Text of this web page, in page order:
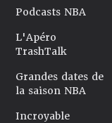
Podcasts NBA
L'Apéro
TrashTalk
Grandes dates de
la saison NBA
Incroyable